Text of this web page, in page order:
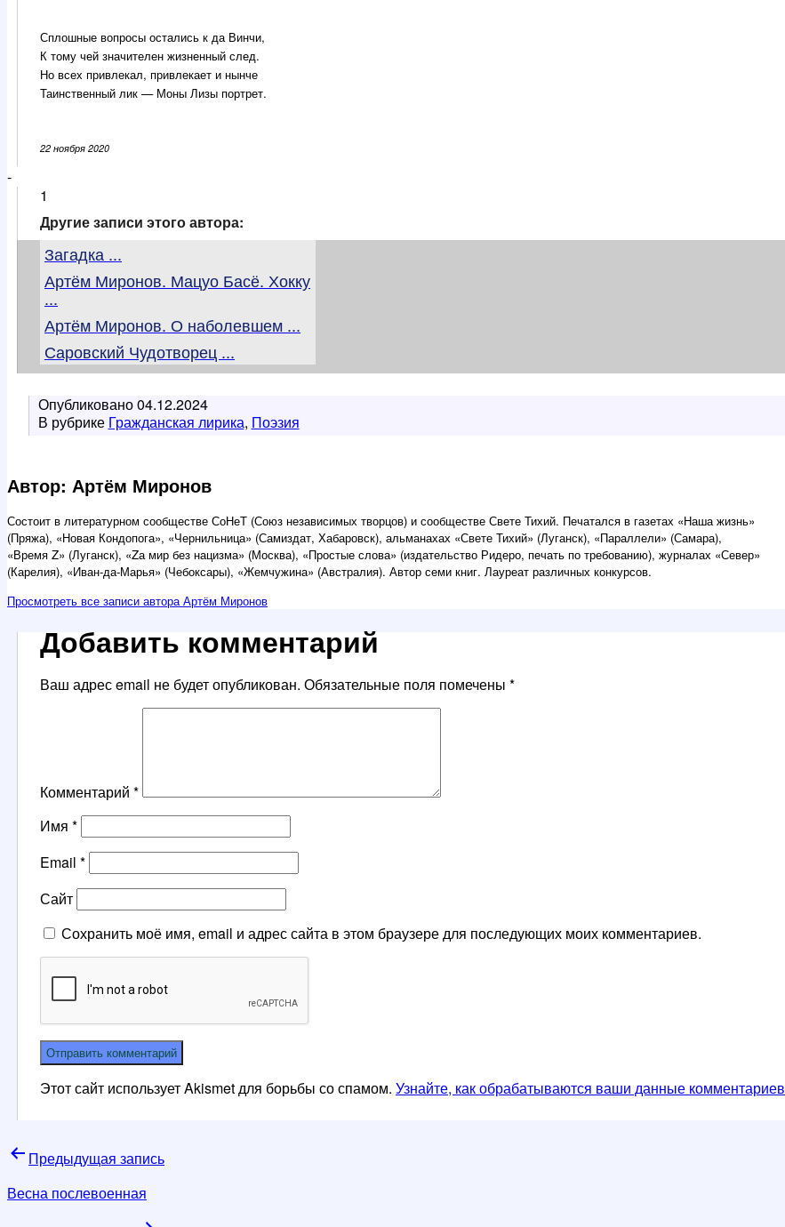
Сплошные вопросы остались к да Винчи,
К тому чей значителен жизненный след.
Но всех привлекал, привлекает и нынче
Таинственный лик — Моны Лизы портрет.
22 ноября 2020
-
1
Другие записи этого автора:
Загадка ...
Артём Миронов. Мацуо Басё. Хокку
...
Артём Миронов. О наболевшем ...
Саровский Чудотворец ...
Опубликовано04.12.2024
В рубрике Гражданская лирика, Поэзия
Автор: Артём Миронов
Состоит в литературном сообществе СоНеТ (Союз независимых творцов) и сообществе Свете Тихий. Печатался в газетах «Наша жизнь»
(Пряжа), «Новая Кондопога», «Чернильница» (Самиздат, Хабаровск), альманахах «Свете Тихий» (Луганск), «Параллели» (Самара),
«Время Z» (Луганск), «Zа мир без нацизма» (Москва), «Простые слова» (издательство Ридеро, печать по требованию), журналах «Север»
(Карелия), «Иван-да-Марья» (Чебоксары), «Жемчужина» (Австралия). Автор семи книг. Лауреат различных конкурсов.
Просмотреть все записи автора Артём Миронов
Добавить комментарий
Ваш адрес email не будет опубликован. Обязательные поля помечены *
Комментарий *
Имя *
Email *
Сайт
Сохранить моё имя, email и адрес сайта в этом браузере для последующих моих комментариев.
Этот сайт использует Akismet для борьбы со спамом. Узнайте, как обрабатываются ваши данные комментариев
Навигация
по
Предыдущая запись
Весна послевоенная